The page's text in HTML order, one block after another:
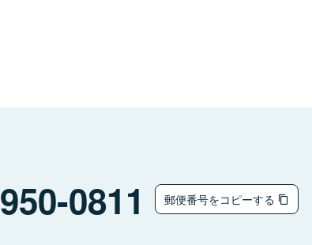
950-0811 郵便番号をコピーする